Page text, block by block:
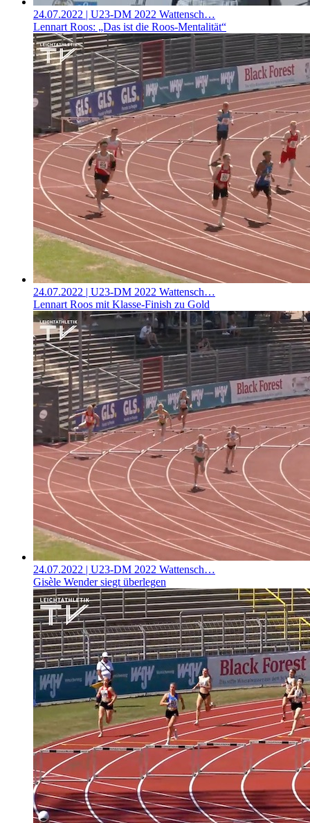
24.07.2022 | U23-DM 2022 Wattensch…
Lennart Roos: „Das ist die Roos-Mentalität“
24.07.2022 | U23-DM 2022 Wattensch…
Lennart Roos mit Klasse-Finish zu Gold
24.07.2022 | U23-DM 2022 Wattensch…
Gisèle Wender siegt überlegen